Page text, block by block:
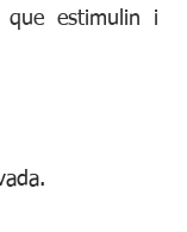
que estimulin i